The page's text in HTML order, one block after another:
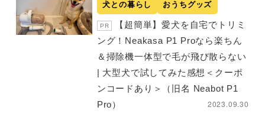
犬との暮らし おうちグッズ
PR
【超簡単】愛犬を自宅でトリミ
ング！Neakasa P1 Proなら楽ちん
＆掃除機一体型で毛が飛び散らない
| 大型犬で試してみた感想＜クーポ
ンコードあり＞（旧名 Neabot P1
Pro）
2023.09.30